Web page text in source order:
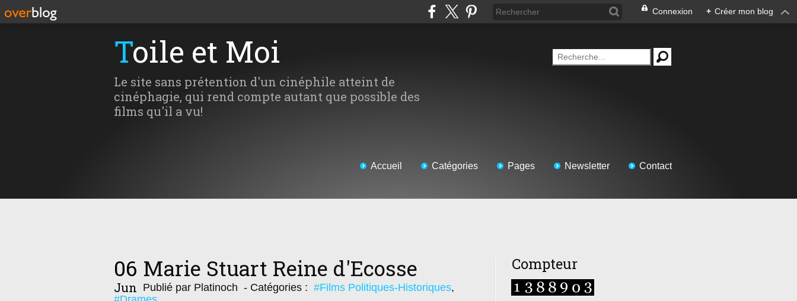
Connexion + Créer mon blog
Toile et Moi
Le site sans prétention d'un cinéphile atteint de
cinéphagie, qui rend compte autant que possible des
films qu'il a vu!
Accueil Catégories Pages Newsletter Contact
06
Jun
Marie Stuart Reine d'Ecosse
Publié par Platinoch - Catégories : #Films Politiques-Historiques,
Compteur